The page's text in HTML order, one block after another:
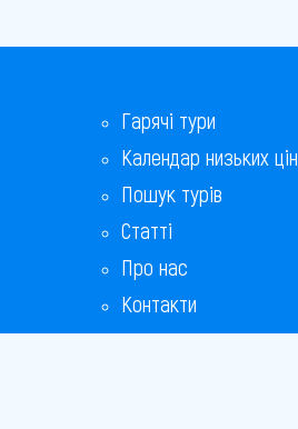
Гарячі тури
Календар низьких цін
Пошук турів
Статті
Про нас
Контакти
Бонусна програма